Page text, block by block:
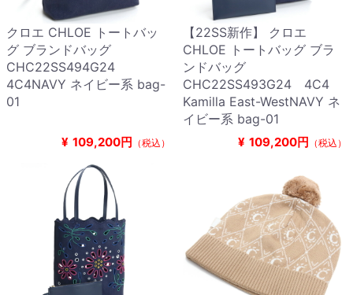
クロエ CHLOE トートバッ
グ ブランドバッグ
CHC22SS494G24
4C4NAVY ネイビー系 bag-
01
¥ 109,200円 （税込）
【22SS新作】 クロエ
CHLOE トートバッグ ブラ
ンドバッグ
CHC22SS493G24 4C4
Kamilla East-WestNAVY ネ
イビー系 bag-01
¥ 109,200円 （税込）